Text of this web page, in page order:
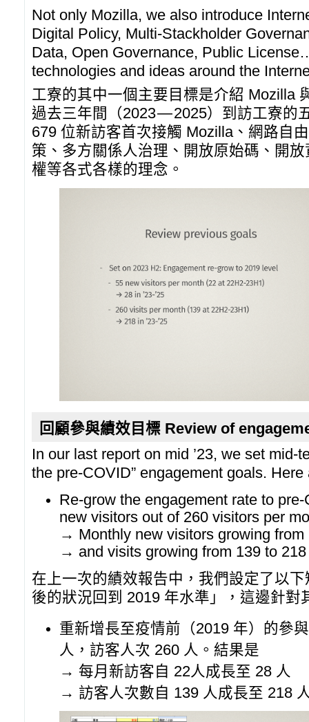
Not only Mozilla, we also introduce
Digital Policy, Multi-Stackholder
Data, Open Governance, Public
technologies and ideas around the
工寮的其中一個主要目標是介紹 Mozilla
過去三年間（2023 — 2025）到訪工寮的
679 位新訪客首次接觸 Mozilla、網路自
策、多方關係人治理、開放原始碼、開
權等各式各樣的理念。
回顧參與績效目標 Review of
In our last report on mid ’23, we set mid-
the pre-COVID” engagement goals.
Re-grow the engagement rate to
new visitors out of 260 visitors per
→ Monthly new visitors growing from
→ and visits growing from 139 to
在上一次的績效報告中，我們設定了以
後的狀況回到 2019 年水準」，這邊針對
重新增長至疫情前（2019 年）的參
人，訪客人次 260 人。結果是
→ 每月新訪客自 22人成長至 28 人
→ 訪客人次數自 139 人成長至 218